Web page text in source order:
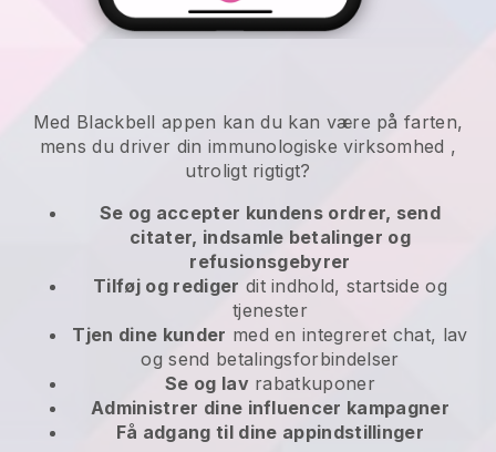
Med Blackbell appen kandu kan være på farten,
mens du driver din immunologiske virksomhed ,
utroligt rigtigt?
Se og accepter kundens ordrer, send
citater, indsamle betalinger og
refusionsgebyrer
Tilføj og rediger dit indhold, startside og
tjenester
Tjen dine kunder med en integreret chat, lav
og send betalingsforbindelser
Se og lavrabatkuponer
Administrer dine influencer kampagner
Få adgang til dine appindstillinger